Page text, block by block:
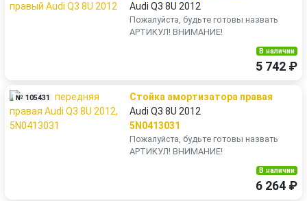
Audi Q3 8U 2012
Пожалуйста, будьте готовы назвать
АРТИКУЛ! ВНИМАНИЕ!
В наличии
5 742 ₽
№ 105431
Стойка амортизатора правая
Audi Q3 8U 2012
5N0413031
Пожалуйста, будьте готовы назвать
АРТИКУЛ! ВНИМАНИЕ!
В наличии
6 264 ₽